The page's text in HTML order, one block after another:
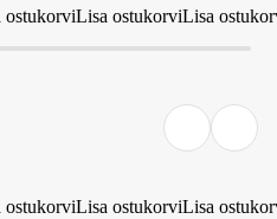
ostukorviLisa ostukorviLisa
ostukorviLisa ostukorviLisa